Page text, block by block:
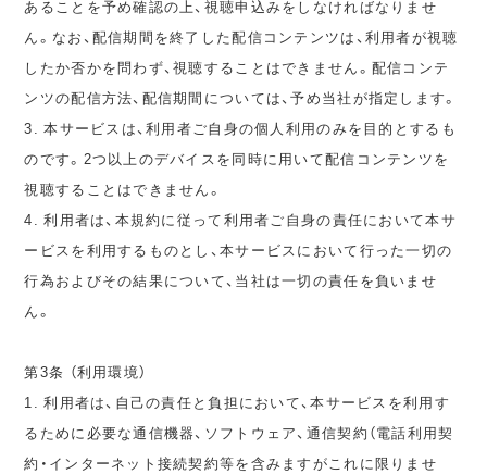
あることを予め確認の上、視聴申込みをしなければなりませ
ん。なお、配信期間を終了した配信コンテンツは、利用者が視聴
したか否かを問わず、視聴することはできません。配信コンテ
ンツの配信方法、配信期間については、予め当社が指定します。
3. 本サービスは、利用者ご自身の個人利用のみを目的とするも
のです。2つ以上のデバイスを同時に用いて配信コンテンツを
視聴することはできません。
4. 利用者は、本規約に従って利用者ご自身の責任において本サ
ービスを利用するものとし、本サービスにおいて行った一切の
行為およびその結果について、当社は一切の責任を負いませ
ん。
第3条 （利用環境）
1. 利用者は、自己の責任と負担において、本サービスを利用す
るために必要な通信機器、ソフトウェア、通信契約（電話利用契
約・インターネット接続契約等を含みますがこれに限りませ